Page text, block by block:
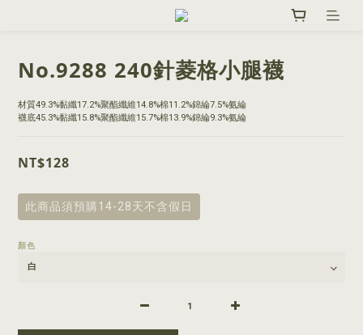
No.9288 240針菱格小腿襪
材質49.3%黏纖17.2%聚酯纖維14.8%棉11.2%錦綸7.5%氨綸
襪底45.3%黏纖15.8%聚酯纖維15.7%棉13.9%錦綸9.3%氨綸
NT$128
此商品須預購14-28天不含假日
顏色